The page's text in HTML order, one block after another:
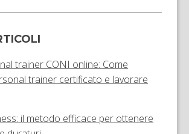
trainer CONI online: Come
trainer certificato e lavorare
il metodo efficace per ottenere